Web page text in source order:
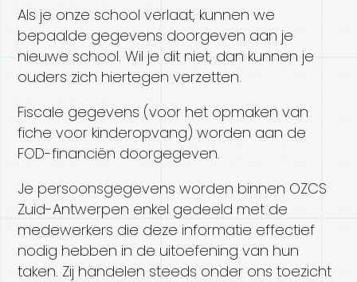
Als je onze school verlaat, kunnen we
bepaalde gegevens doorgeven aan je
nieuwe school. Wil je dit niet, dan kunnen je
ouders zich hiertegen verzetten.
Fiscale gegevens (voor het opmaken van
fiche voor kinderopvang) worden aan de
FOD-financiën doorgegeven.
Je persoonsgegevens worden binnen OZCS
Zuid-Antwerpen enkel gedeeld met de
medewerkers die deze informatie effectief
nodig hebben in de uitoefening van hun
taken. Zij handelen steeds onder ons toezicht